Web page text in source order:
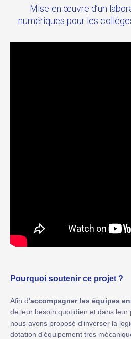
Mise en œuvre d’un
numériques pour les
Pourquoi soutenir ce projet ?
Afin d'accompagner les équipes
de leur besoin quotidien et dans leur
nous avons proposé d'inverser la
dotation d'équipement très